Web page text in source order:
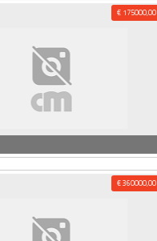
€ 175000,00
€ 360000,00